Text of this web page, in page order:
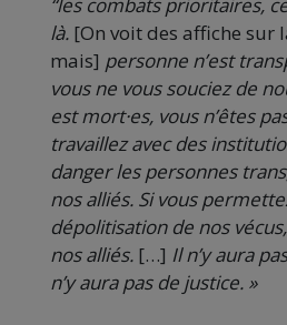
“les combats prioritaires,
là. [On voit des affiche
mais] personne n’est
vous ne vous souciez de
est mort·es, vous n’êtes
travaillez avec des
danger les personnes
nos alliés. Si vous
dépolitisation de nos
nos alliés. […] Il n’y aura
n’y aura pas de justice. »